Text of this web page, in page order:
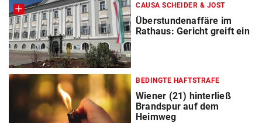
CAUSA SCHEIDER & JOST
Überstundenaffäre im
Rathaus: Gericht greift ein
BEDINGTE HAFTSTRAFE
Wiener (21) hinterließ
Brandspur auf dem
Heimweg